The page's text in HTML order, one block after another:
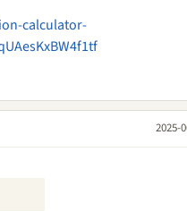
calculator-
2025-